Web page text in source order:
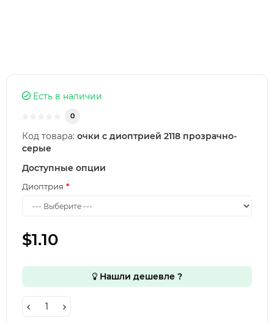
Есть в наличии
0
Код товара: очки с диоптрией 2118 прозрачно-
серые
Доступные опции
Диоптрия
$1.10
Нашли дешевле ?